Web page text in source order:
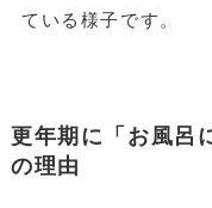
ている様子です。
更年期に「お風呂
の理由